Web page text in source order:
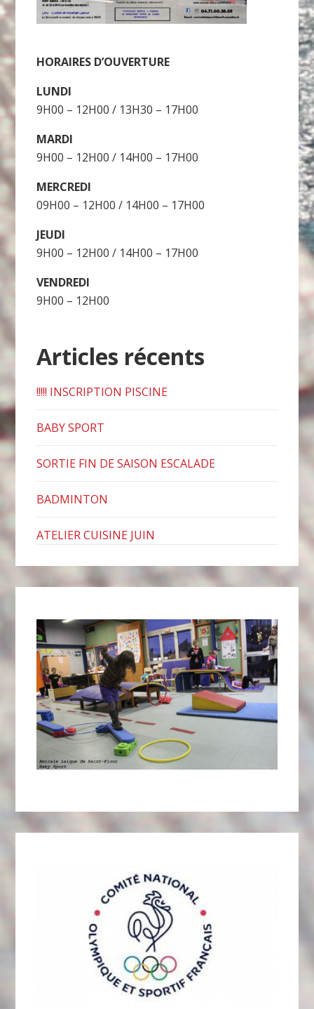
HORAIRES D’OUVERTURE
LUNDI
9H00 – 12H00 / 13H30 – 17H00
MARDI
9H00 – 12H00 / 14H00 – 17H00
MERCREDI
09H00 – 12H00 / 14H00 – 17H00
JEUDI
9H00 – 12H00 / 14H00 – 17H00
VENDREDI
9H00 – 12H00
Articles récents
!!!!! INSCRIPTION PISCINE
BABY SPORT
SORTIE FIN DE SAISON ESCALADE
BADMINTON
ATELIER CUISINE JUIN